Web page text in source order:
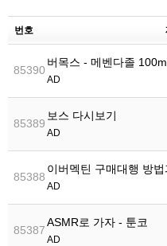
번호
85390
버목스 - 메벤다졸
AD
85389
보스 다시보기
AD
85388
이버멕틴 구매대행 방
AD
85387
ASMR로 가자 - 툰코
AD